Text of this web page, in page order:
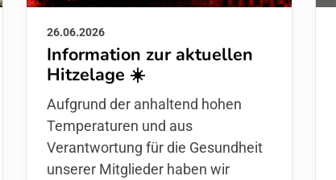
26.06.2026
Information zur aktuellen
Hitzelage ☀️
Aufgrund der anhaltend hohen
Temperaturen und aus
Verantwortung für die Gesundheit
unserer Mitglieder haben wir